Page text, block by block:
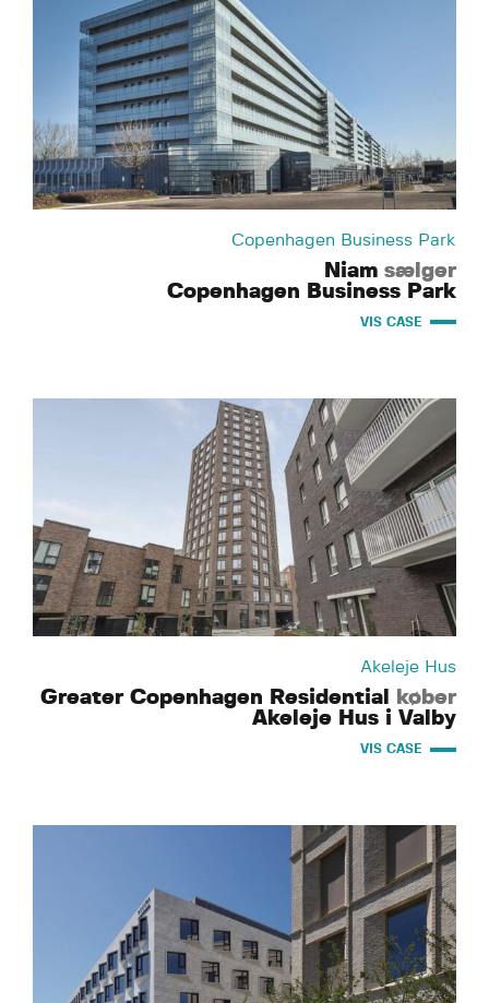
Copenhagen Business Park
Niam sælger
Copenhagen Business Park
VIS CASE
Akeleje Hus
Greater Copenhagen Residential
køber
Akeleje Hus i Valby
VIS CASE